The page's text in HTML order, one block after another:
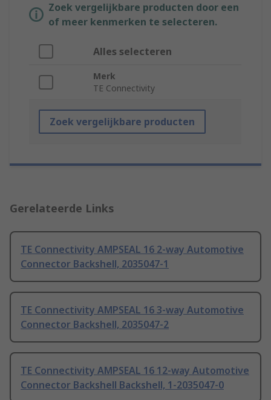
Zoek vergelijkbare producten door een
of meer kenmerken te selecteren.
Alles selecteren
Merk
TE Connectivity
Zoek vergelijkbare producten
Gerelateerde Links
TE Connectivity AMPSEAL 16 2-way Automotive
Connector Backshell, 2035047-1
TE Connectivity AMPSEAL 16 3-way Automotive
Connector Backshell, 2035047-2
TE Connectivity AMPSEAL 16 12-way Automotive
Connector Backshell Backshell, 1-2035047-0